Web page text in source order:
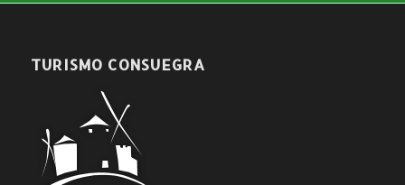
TURISMO CONSUEGRA